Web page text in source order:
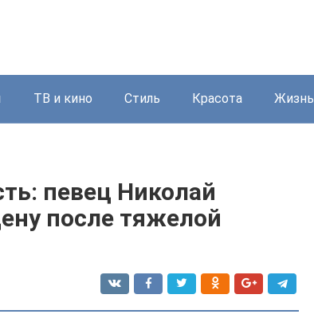
ТВ и кино Стиль Красота Жизнь
певец Николай
после тяжелой